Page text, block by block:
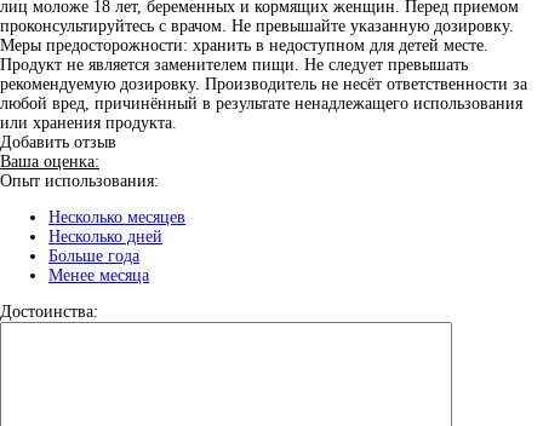
лиц моложе 18 лет, беременных и кормящих женщин. Перед приемом
проконсультируйтесь с врачом. Не превышайте указанную дозировку.
Меры предосторожности: хранить в недоступном для детей месте.
Продукт не является заменителем пищи. Не следует превышать
рекомендуемую дозировку. Производитель не несёт ответственности за
любой вред, причинённый в результате ненадлежащего использования
или хранения продукта.
Добавить отзыв
Ваша оценка:
Опыт использования:
Несколько месяцев
Несколько дней
Больше года
Менее месяца
Достоинства: